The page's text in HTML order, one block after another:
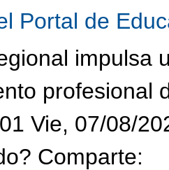
Portal de
impulsa
profesional
Vie, 07/08/
Comparte: